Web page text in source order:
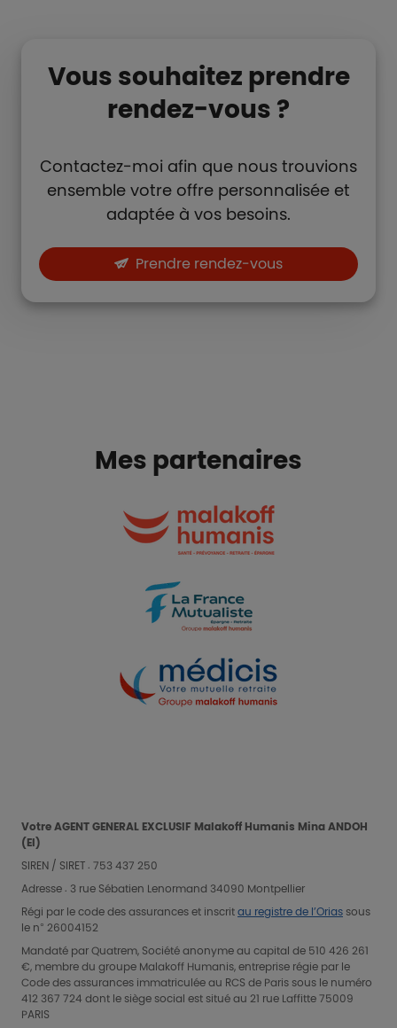
Vous souhaitez prendre
rendez-vous ?
Contactez-moi afin que nous trouvions
ensemble votre offre personnalisée et
adaptée à vos besoins.
Prendre rendez-vous
Mes partenaires
Votre AGENT GENERAL EXCLUSIF Malakoff Humanis MinaANDOH
(EI)
SIREN / SIRET : 753 437 250
Adresse : 3 rue Sébatien Lenormand 34090 Montpellier
Régi par le code des assurances et inscritau registre de l’Orias sous
le n° 26004152
Mandaté par Quatrem, Société anonyme au capital de 510 426 261
€, membre du groupe Malakoff Humanis, entreprise régie par le
Code des assurances immatriculée au RCS de Paris sous le numéro
412 367 724 dont le siège social est situé au 21 rue Laffitte 75009
PARIS